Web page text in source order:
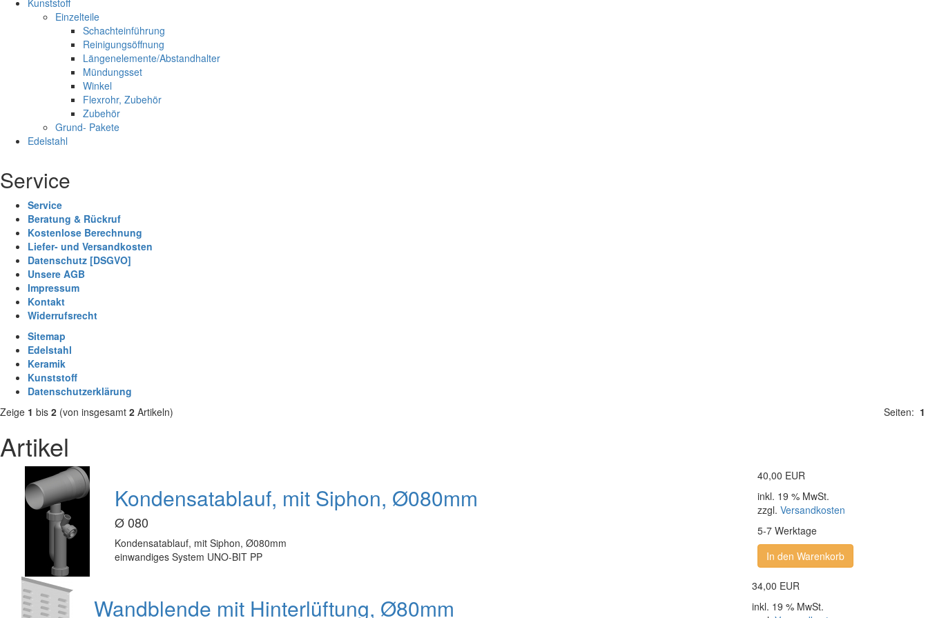
Kunststoff
Einzelteile
Schachteinführung
Reinigungsöffnung
Längenelemente/Abstandhalter
Mündungsset
Winkel
Flexrohr, Zubehör
Zubehör
Grund- Pakete
Edelstahl
Service
Service
Beratung & Rückruf
Kostenlose Berechnung
Liefer- und Versandkosten
Datenschutz [DSGVO]
Unsere AGB
Impressum
Kontakt
Widerrufsrecht
Sitemap
Edelstahl
Keramik
Kunststoff
Datenschutzerklärung
Zeige 1 bis 2 (von insgesamt 2 Artikeln) Seiten: 1
Artikel
Kondensatablauf, mit Siphon, Ø080mm
Ø 080
Kondensatablauf, mit Siphon, Ø080mm
einwandiges System UNO-BIT PP
40,00 EUR
inkl. 19 % MwSt.
zzgl. Versandkosten
5-7 Werktage
In den Warenkorb
Wandblende mit Hinterlüftung, Ø80mm
34,00 EUR
inkl. 19 % MwSt.